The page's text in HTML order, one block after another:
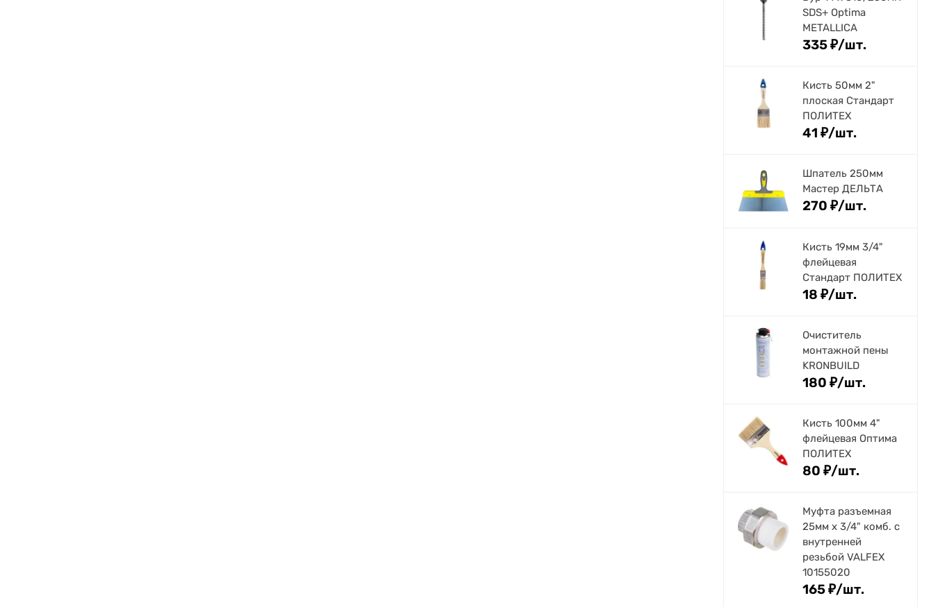
SDS+ Optima
METALLICA
335₽/шт.
Кисть 50мм 2"
плоская Стандарт
ПОЛИТЕХ
41 ₽/шт.
Шпатель 250мм
Мастер ДЕЛЬТА
270 ₽/шт.
Кисть 19мм 3/4"
флейцевая
Стандарт ПОЛИТЕХ
18 ₽/шт.
Очиститель
монтажной пены
KRONBUILD
180 ₽/шт.
Кисть 100мм 4"
флейцевая Оптима
ПОЛИТЕХ
80 ₽/шт.
Муфта разъемная
25мм х 3/4" комб. с
внутренней
резьбой VALFEX
10155020
165₽/шт.